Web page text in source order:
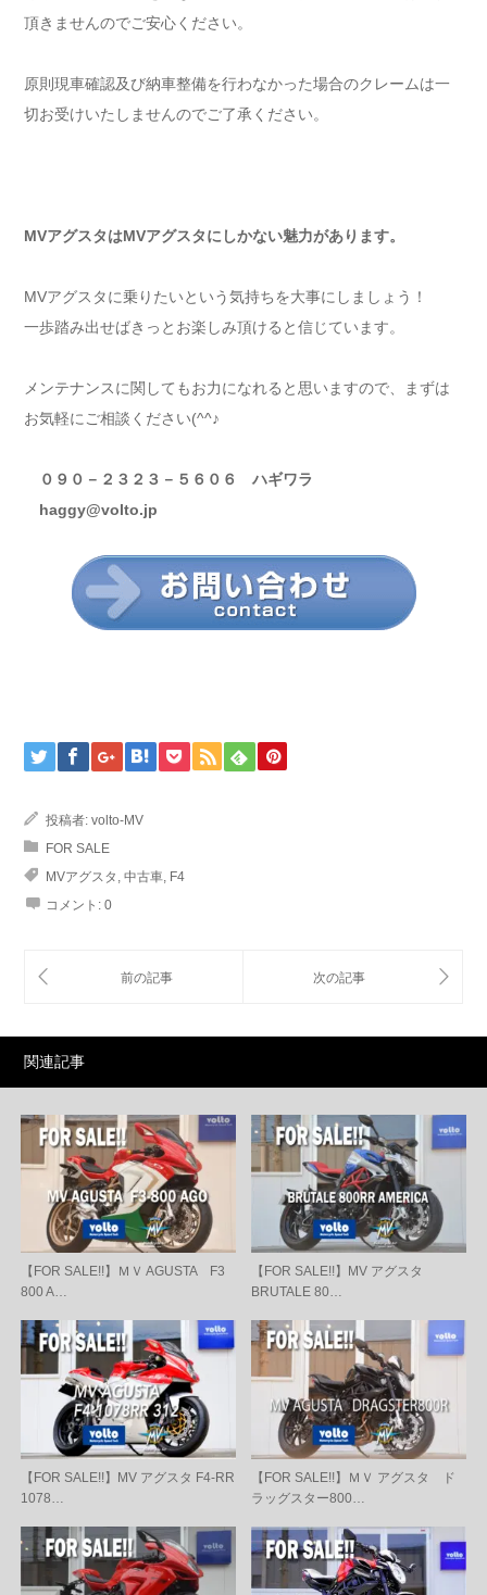
頂きませんのでご安心ください。
原則現車確認及び納車整備を行わなかった場合のクレームは一
切お受けいたしませんのでご了承ください。
MVアグスタはMVアグスタにしかない魅力があります。
MVアグスタに乗りたいという気持ちを大事にしましょう！
一歩踏み出せばきっとお楽しみ頂けると信じています。
メンテナンスに関してもお力になれると思いますので、まずは
お気軽にご相談ください(^^♪
０９０－２３２３－５６０６ ハギワラ
haggy@volto.jp
投稿者: volto-MV
FOR SALE
MVアグスタ , 中古車, F4
コメント: 0
関連記事
【FOR SALE!!】ＭＶ AGUSTA F3
800 A…
【FOR SALE!!】MV アグスタ
BRUTALE 80…
【FOR SALE!!】MV アグスタ F4-RR
1078…
【FOR SALE!!】ＭＶ アグスタ ド
ラッグスター800…